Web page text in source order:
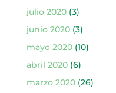
julio 2020(3)
junio 2020(3)
mayo 2020(10)
abril 2020(6)
marzo 2020(26)